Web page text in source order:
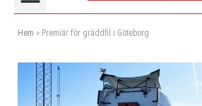
Hem » Premiär för gräddfil i Göteborg